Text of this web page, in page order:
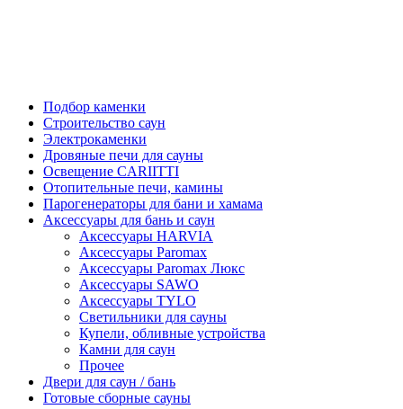
Подбор каменки
Строительство саун
Электрокаменки
Дровяные печи для сауны
Освещение CARIITTI
Отопительные печи, камины
Парогенераторы для бани и хамама
Аксессуары для бань и саун
Аксессуары HARVIA
Аксессуары Paromax
Аксессуары Paromax Люкс
Аксессуары SAWO
Аксессуары TYLO
Светильники для сауны
Купели, обливные устройства
Камни для саун
Прочее
Двери для саун / бань
Готовые сборные сауны